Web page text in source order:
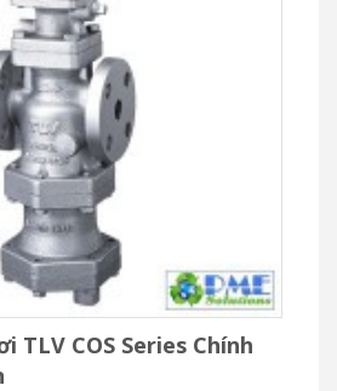
TLV COS Series Chính